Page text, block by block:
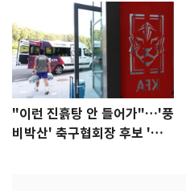
"이런 진흙탕 안 들어가"…'풍
비박산' 축구협회장 후보 '실